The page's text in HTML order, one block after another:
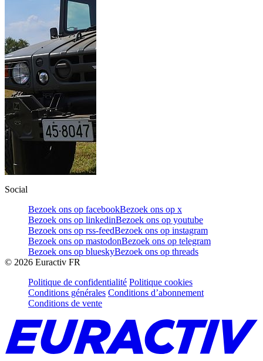
Social
Bezoek ons op facebookBezoek ons op x
Bezoek ons op linkedinBezoek ons op youtube
Bezoek ons op rss-feedBezoek ons op instagram
Bezoek ons op mastodonBezoek ons op telegram
Bezoek ons op blueskyBezoek ons op threads
© 2026 Euractiv FR
Politique de confidentialité Politique cookies
Conditions générales Conditions d’abonnement
Conditions de vente